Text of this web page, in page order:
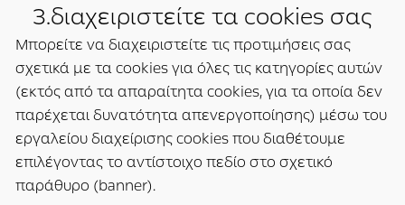
3.διαχειριστείτε τα cookies σας
Μπορείτε να διαχειριστείτε τις προτιμήσεις σας
σχετικά με τα cookies για όλες τις κατηγορίες αυτών
(εκτός από τα απαραίτητα cookies, για τα οποία δεν
παρέχεται δυνατότητα απενεργοποίησης) μέσω του
εργαλείου διαχείρισης cookies που διαθέτουμε
επιλέγοντας το αντίστοιχο πεδίο στο σχετικό
παράθυρο (banner).